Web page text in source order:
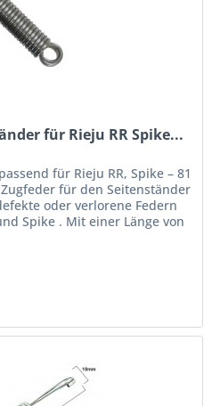
für Rieju RR Spike...
für Rieju RR, Spike – 81
für den Seitenständer
oder verlorene Federn
Spike . Mit einer Länge von